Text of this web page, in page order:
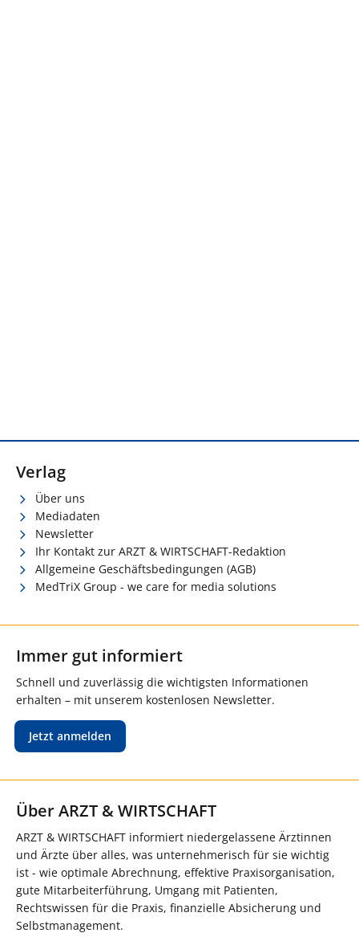
Verlag
Über uns
Mediadaten
Newsletter
Ihr Kontakt zur ARZT & WIRTSCHAFT-Redaktion
Allgemeine Geschäftsbedingungen (AGB)
MedTriX Group - we care for media solutions
Immer gut informiert
Schnell und zuverlässig die wichtigsten Informationen
erhalten – mit unserem kostenlosen Newsletter.
Jetzt anmelden
Über ARZT & WIRTSCHAFT
ARZT & WIRTSCHAFT informiert niedergelassene Ärztinnen
und Ärzte über alles, was unternehmerisch für sie wichtig
ist - wie optimale Abrechnung, effektive Praxisorganisation,
gute Mitarbeiterführung, Umgang mit Patienten,
Rechtswissen für die Praxis, finanzielle Absicherung und
Selbstmanagement.